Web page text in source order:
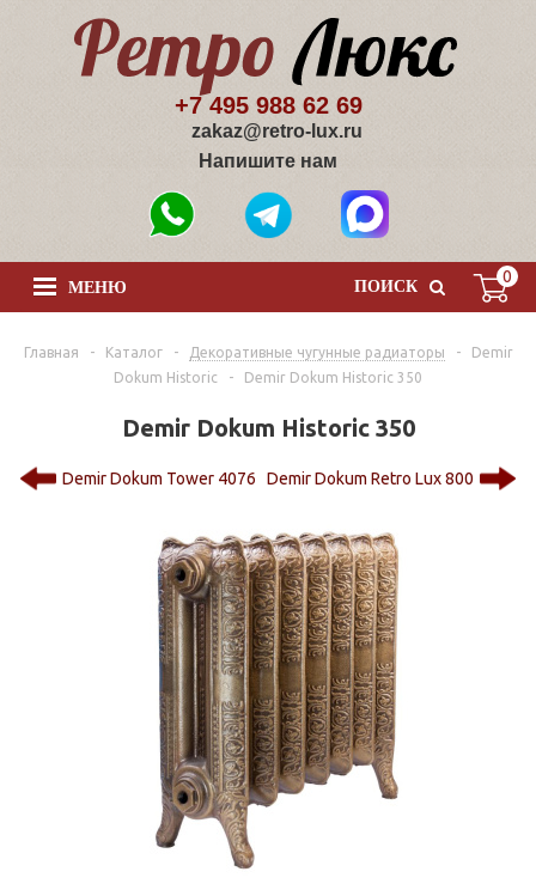
+7 495 988 62 69
zakaz@retro-lux.ru
Напишите нам
0
ПОИСК
МЕНЮ
Главная - Каталог - Декоративные чугунные радиаторы -
Demir
Dokum Historic
- Demir Dokum Historic 350
Demir Dokum Historic 350
Demir Dokum Tower 4076 Demir Dokum Retro Lux 800